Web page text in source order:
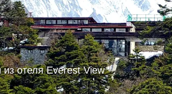
отеля Everest View